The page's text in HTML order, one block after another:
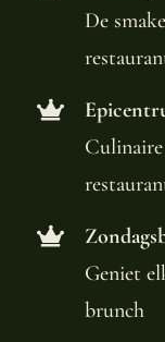
De
Geniet
brunch